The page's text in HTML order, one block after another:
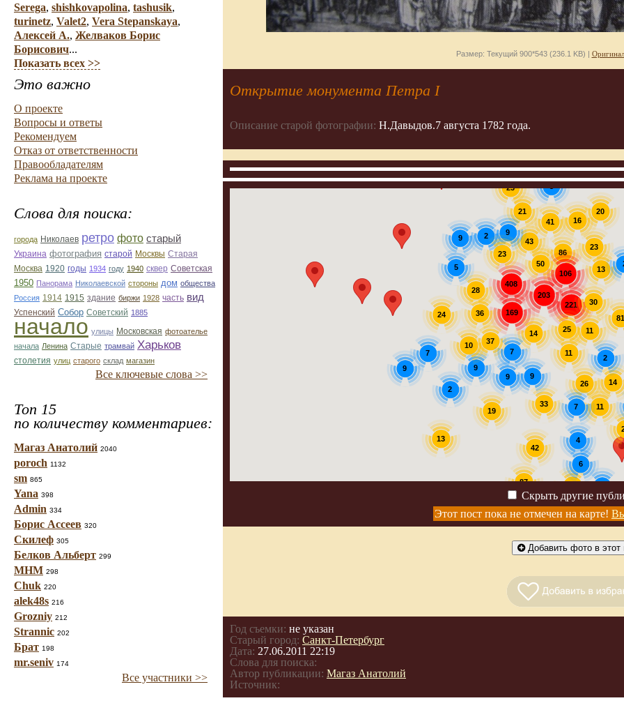
Serega, shishkovapolina, tashusik,
turinetz, Valet2, Vera Stepanskaya,
Алексей А., Желваков Борис
Борисович...
Показать всех >>
Это важно
О проекте
Вопросы и ответы
Рекомендуем
Отказ от ответственности
Правообладателям
Реклама на проекте
Слова для поиска:
города Николаев ретро фото старый
Украина фотография старой Москвы Старая
Москва 1920 годы 1934 году 1940 сквер Советская
1950 Панорама Николаевской стороны дом общества
Россия 1914 1915 здание биржи 1928 часть вид
Успенский Собор Советский 1885
начало улицы Московская фотоателье
начала Ленина Старые трамвай Харьков
столетия улиц старого склад магазин
Все ключевые слова >>
Топ 15
по количеству комментариев:
Магаз Анатолий 2040
poroch 1132
sm 865
Yana 398
Admin 334
Борис Ассеев 320
Скилеф 305
Белков Альберт 299
МНМ 298
Chuk 220
alek48s 216
Grozniy 212
Strannic 202
Брат 198
mr.seniv 174
Все участники >>
Размер: Текущий 900*543 (236.1 KB) |
Открытие монумента Петра I
Описание старой фотографии: Н.Давыдов.7 августа 1782 года.
13
9
203
86
24
221
169
36
106
408
43
11
13
33
37
21
20
16
14
9
41
7
9
23
7
42
25
19
9
26
9
50
11
2
28
23
10
87
30
2
11
23
4
14
2
9
5
6
7
Скрыть другие
Этот пост пока не отмечен на карте!
Добавить фото в этот
Год съемки: не указан
Старый город: Санкт-Петербург
Дата: 27.06.2011 22:19
Слова для поиска:
Автор публикации: Магаз Анатолий
Источник: